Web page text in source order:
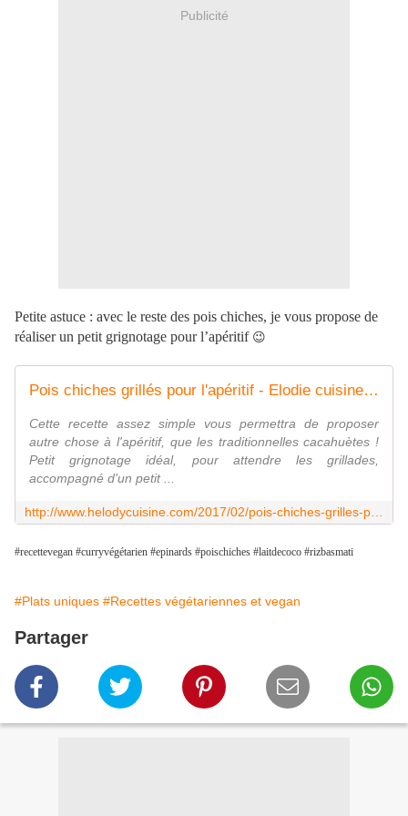
Publicité
Petite astuce : avec le reste des pois chiches, je vous propose de
réaliser un petit grignotage pour l’apéritif 😉
Pois chiches grillés pour l'apéritif - Elodie cuisine pour vous partager sa passion...
Cette recette assez simple vous permettra de proposer
autre chose à l'apéritif, que les traditionnelles cacahuètes !
Petit grignotage idéal, pour attendre les grillades,
accompagné d'un petit ...
#recettevegan #curryvégétarien #epinards #poischiches #laitdecoco #rizbasmati
#Plats uniques #Recettes végétariennes et vegan
Partager